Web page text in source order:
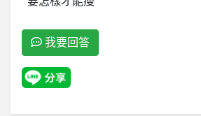
我要回答